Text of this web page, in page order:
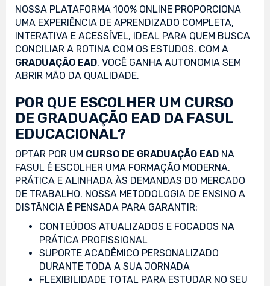
NOSSA PLATAFORMA 100% ONLINE PROPORCIONA
UMA EXPERIÊNCIA DE APRENDIZADO COMPLETA,
INTERATIVA E ACESSÍVEL, IDEAL PARA QUEM BUSCA
CONCILIAR A ROTINA COM OS ESTUDOS. COM A
GRADUAÇÃO EAD, VOCÊ GANHA AUTONOMIA SEM
ABRIR MÃO DA QUALIDADE.
POR QUE ESCOLHER UM CURSO
DE GRADUAÇÃO EAD DA FASUL
EDUCACIONAL?
OPTAR POR UM CURSO DE GRADUAÇÃO EAD NA
FASUL É ESCOLHER UMA FORMAÇÃO MODERNA,
PRÁTICA E ALINHADA ÀS DEMANDAS DO MERCADO
DE TRABALHO. NOSSA METODOLOGIA DE ENSINO A
DISTÂNCIA É PENSADA PARA GARANTIR:
CONTEÚDOS ATUALIZADOS E FOCADOS NA
PRÁTICA PROFISSIONAL
SUPORTE ACADÊMICO PERSONALIZADO
DURANTE TODA A SUA JORNADA
FLEXIBILIDADE TOTAL PARA ESTUDAR NO SEU